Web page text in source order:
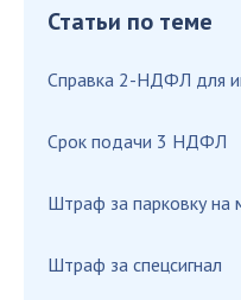
Статьи по теме
Справка 2-НДФЛ для
Срок подачи 3 НДФЛ
Штраф за парковку на
Штраф за спецсигнал